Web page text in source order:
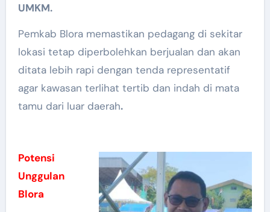
UMKM.
Pemkab Blora memastikan pedagang di sekitar
lokasi tetap diperbolehkan berjualan dan akan
ditata lebih rapi dengan tenda representatif
agar kawasan terlihat tertib dan indah di mata
tamu dari luar daerah.
Potensi
Unggulan
Blora